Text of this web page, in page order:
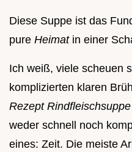
Diese Suppe ist das
pure Heimat in einer
Ich weiß, viele scheuen
komplizierten klaren
Rezept
weder schnell noch
eines: Zeit. Die meiste